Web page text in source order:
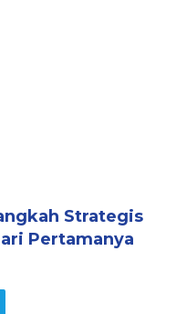
Strategis
Pertamanya